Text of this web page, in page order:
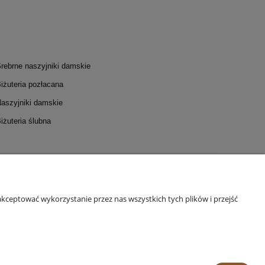
naszyjniki damskie
pozłacana
damskie
ślubna
Polityka prywatności
wykorzystanie przez nas wszystkich tych plików i przejść